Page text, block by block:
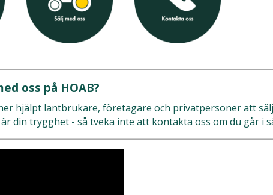
oss på HOAB?
hjälpt lantbrukare, företagare och privatpersoner att
din trygghet - så tveka inte att kontakta oss om du går i